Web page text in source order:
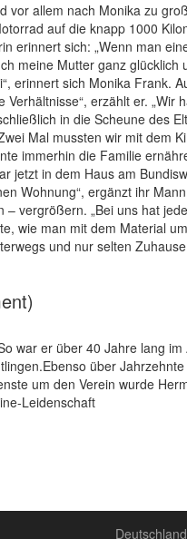
allem nach Monika zu
auf die knapp 1000
sich: „Wenn man
meine Mutter ganz glücklich
erinnert sich Monika Frank.
erzählt er.
in die Scheune des
Mal mussten wir mit dem
immerhin die Familie
in dem Haus am
Wohnung“, ergänzt ihr
vergrößern. „Bei uns hat
wie man mit dem Material
und nur selten
war er über 40 Jahre lang
über
um den Verein wurde
Leidenschaft